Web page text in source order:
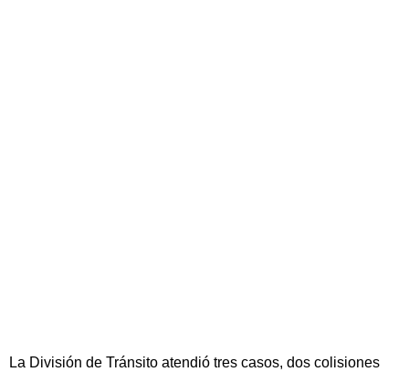
La División de Tránsito atendió tres casos, dos colisiones